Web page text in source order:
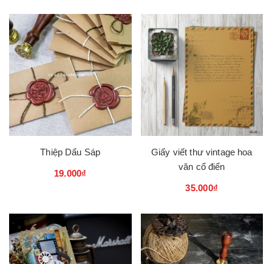
Thiệp Dấu Sáp
19.000₫
Giấy viết thư vintage hoa
văn cổ điển
35.000₫